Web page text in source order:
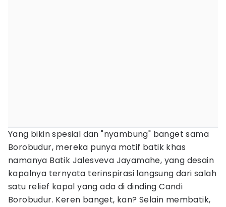
Yang bikin spesial dan "nyambung" banget sama
Borobudur, mereka punya motif batik khas
namanya Batik Jalesveva Jayamahe, yang desain
kapalnya ternyata terinspirasi langsung dari salah
satu relief kapal yang ada di dinding Candi
Borobudur. Keren banget, kan? Selain membatik,